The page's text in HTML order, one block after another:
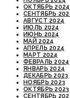
ОКТЯБРЬ 2024
СЕНТЯБРЬ
АВГУСТ 2024
ИЮЛЬ 2024
ИЮНЬ 2024
МАЙ 2024
АПРЕЛЬ 2024
МАРТ 2024
ФЕВРАЛЬ 2024
ЯНВАРЬ 2024
ДЕКАБРЬ 2023
НОЯБРЬ 2023
ОКТЯБРЬ 2023
СЕНТЯБРЬ